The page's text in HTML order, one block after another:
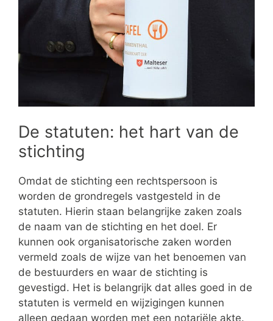
De statuten: het hart van de
stichting
Omdat de stichting een rechtspersoon is
worden de grondregels vastgesteld in de
statuten. Hierin staan belangrijke zaken zoals
de naam van de stichting en het doel. Er
kunnen ook organisatorische zaken worden
vermeld zoals de wijze van het benoemen van
de bestuurders en waar de stichting is
gevestigd. Het is belangrijk dat alles goed in de
statuten is vermeld en wijzigingen kunnen
alleen gedaan worden met een notariële akte.